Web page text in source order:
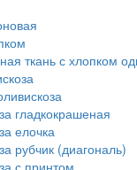
ткань с хлопком
гладкокрашеная
елочка
рубчик (диагональ)